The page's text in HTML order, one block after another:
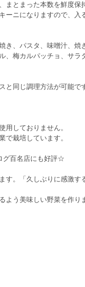
まとまった本数を鮮度保
ーニになりますので、入
き、パスタ、味噌汁、焼
、梅カルパッチョ、サラ
と同じ調理方法が可能で
用しておりません。
で栽培しています。
グ百名店にも好評☆
す。「久しぶりに感激す
よう美味しい野菜を作り